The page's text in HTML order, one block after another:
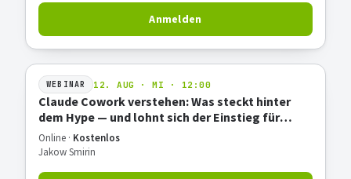
Anmelden
WEBINAR 12. AUG · MI · 12:00
Claude Cowork verstehen: Was steckt hinter
dem Hype — und lohnt sich der Einstieg für
deine Arbeit?
Online · Kostenlos
Jakow Smirin